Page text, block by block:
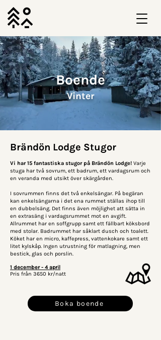
Boende
Vinter
Brändön Lodge Stugor
Vi har 15 fantastiska stugor på Brändön Lodge! Varje
stuga har två sovrum, ett badrum, ett vardagsrum och
en veranda med utsikt över skärgården.
I sovrummen finns det två enkelsängar. På begäran
kan enkelsängarna i det ena rummet ställas ihop till
en dubbelsäng. Det finns även möjlighet att sätta in
en extrasäng i vardagsrummet mot en avgift.
Allrummet har en soffgrupp samt ett fällbart köksbord
med stolar. Badrummet har såklart dusch och toalett.
Köket har en micro, kaffepress, vattenkokare samt ett
litet kylskåp. Ingen utrustning för matlagning, men
bestick, glas och porslin.
1 december - 4 april
Pris från 3650 kr/natt
Boka boende